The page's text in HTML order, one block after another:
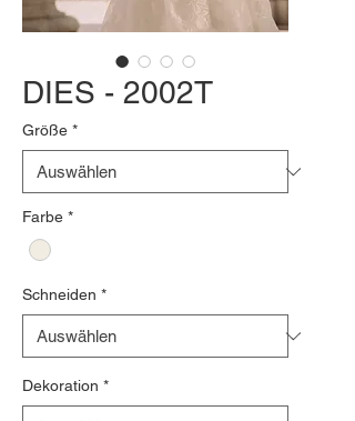
DIES - 2002T
Größe *
Farbe *
Schneiden *
Dekoration *